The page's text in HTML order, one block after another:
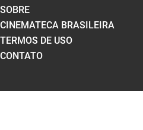
SOBRE
CINEMATECA BRASILEIRA
TERMOS DE USO
CONTATO